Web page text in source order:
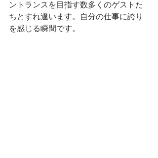
ントランスを目指す数多くのゲストた
ちとすれ違います。自分の仕事に誇り
を感じる瞬間です。